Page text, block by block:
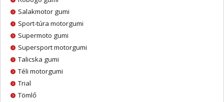
Salakmotor gumi
Sport-túra motorgumi
Supermoto gumi
Supersport motorgumi
Talicska gumi
Téli motorgumi
Trial
Tömlő